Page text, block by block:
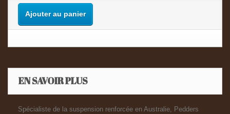
Ajouter au panier
EN SAVOIR PLUS
Spécialiste de la suspension renforcée en Australie, Pedders